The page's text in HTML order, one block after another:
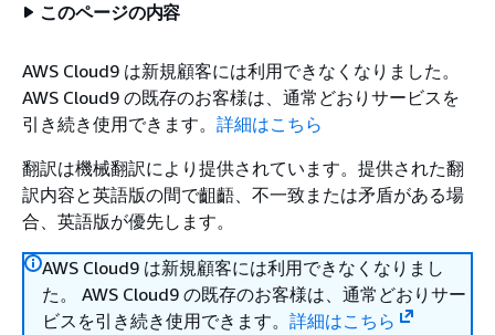
このページの内容
AWS Cloud9 は新規顧客には利用できなくなりました。
AWS Cloud9 の既存のお客様は、通常どおりサービスを
引き続き使用できます。 詳細はこちら
翻訳は機械翻訳により提供されています。提供された翻
訳内容と英語版の間で齟齬、不一致または矛盾がある場
合、英語版が優先します。
AWS Cloud9 は新規顧客には利用できなくなりまし
た。 AWS Cloud9 の既存のお客様は、通常どおりサー
ビスを引き続き使用できます。 詳細はこちら